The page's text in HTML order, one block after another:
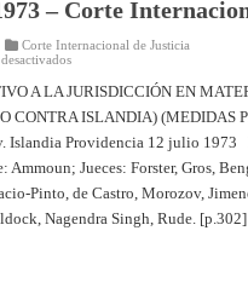
– Corte
Corte Internacional de Justicia
en
RELATIVO
A
LA
JURISDICCIÓN
EN
MATERIA
DE
PESQUERÍAS
(REINO
UNIDO
A LA JURISDICCIÓN EN
CONTRA ISLANDIA) (MEDIDAS
Islandia Providencia 12 julio 1973
Ammoun; Jueces: Forster, Gros,
Pinto, de Castro, Morozov,
Nagendra Singh, Rude.